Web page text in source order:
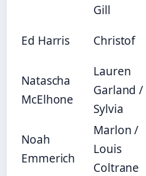
Gill
Ed Harris Christof
Natascha
McElhone
Lauren
Garland /
Sylvia
Noah
Emmerich
Marlon /
Louis
Coltrane